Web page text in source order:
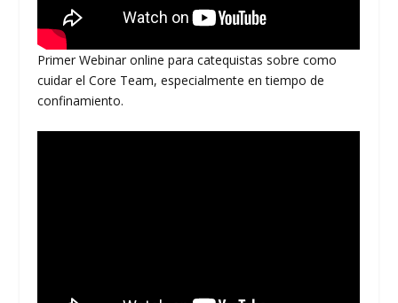
Primer Webinar online para catequistas sobre como
cuidar el Core Team, especialmente en tiempo de
confinamiento.